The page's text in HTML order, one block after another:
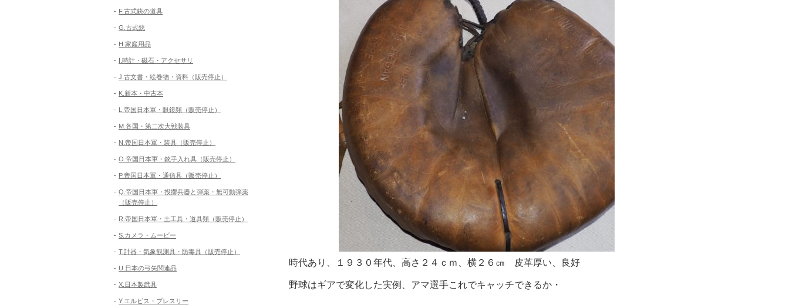
時代あり、１９３０年代、高さ２４ｃｍ、横２６㎝ 皮革厚い、良好
野球はギアで変化した実例、アマ選手これでキャッチできるか・
F.古式銃の道具
G.古式銃
H.家庭用品
I.時計・磁石・アクセサリ
J.古文書・絵巻物・資料（販売停止）
K.新本・中古本
L.帝国日本軍・眼鏡類（販売停止）
M.各国・第二次大戦装具
N.帝国日本軍・装具（販売停止）
O.帝国日本軍・銃手入れ具（販売停止）
P.帝国日本軍・通信具（販売停止）
Q.帝国日本軍・投擲兵器と弾薬・無可動弾薬
（販売停止）
R.帝国日本軍・土工具・道具類（販売停止）
S.カメラ・ムービー
T.計器・気象観測具・防毒具（販売停止）
U.日本の弓矢関連品
X.日本製武具
Y.エルビス・プレスリー